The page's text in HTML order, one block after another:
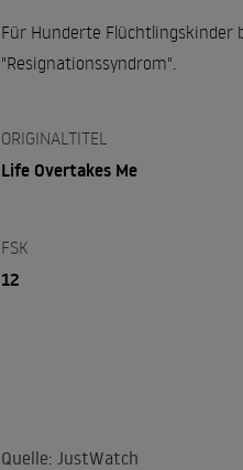
Für Hunderte Flüchtlingskinder
"Resignationssyndrom".
ORIGINALTITEL
Life Overtakes Me
FSK
12
Quelle: JustWatch